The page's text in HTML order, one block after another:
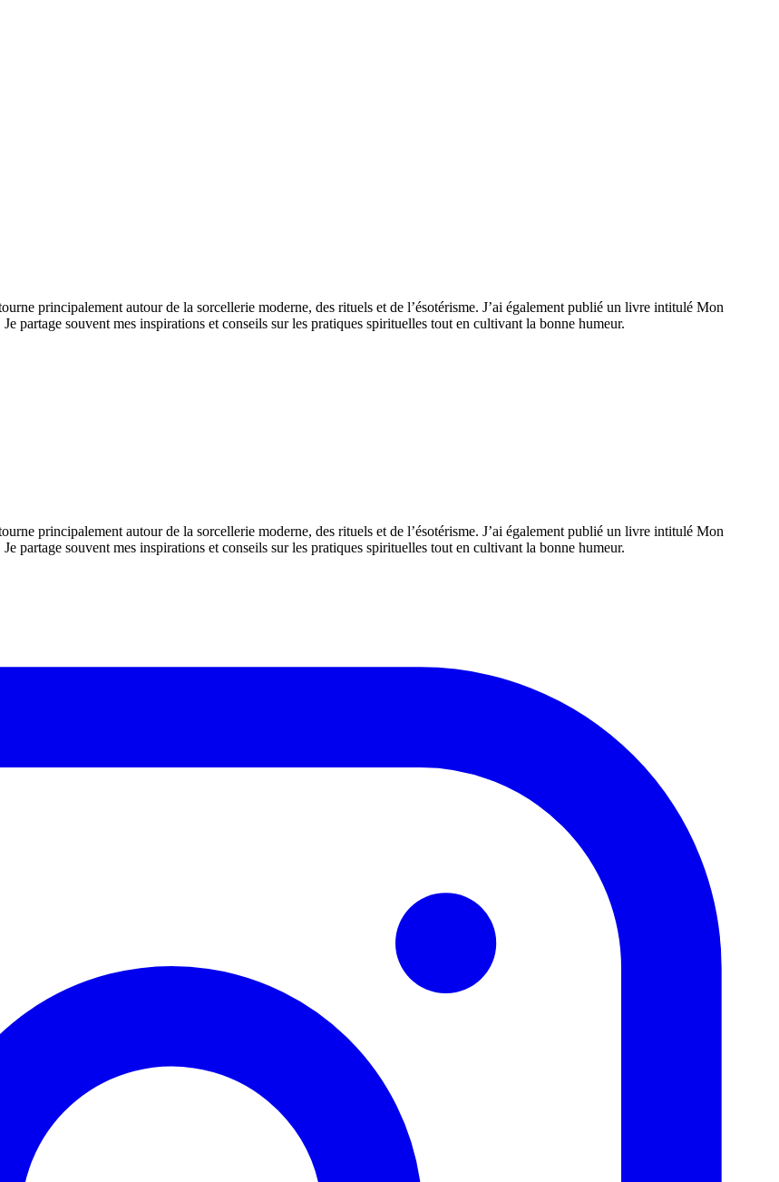
principalement autour de la sorcellerie moderne, des rituels et de l’ésotérisme. J’ai également publié un livre intitulé Mon
partage souvent mes inspirations et conseils sur les pratiques spirituelles tout en cultivant la bonne humeur.
principalement autour de la sorcellerie moderne, des rituels et de l’ésotérisme. J’ai également publié un livre intitulé Mon
partage souvent mes inspirations et conseils sur les pratiques spirituelles tout en cultivant la bonne humeur.